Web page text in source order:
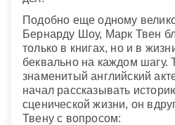
Подобно еще одному
Бернарду Шоу, Марк Твен
только в книгах, но и в
беквально на каждом шагу.
знаменитый английский
начал рассказывать
сценической жизни, он
Твену с вопросом: